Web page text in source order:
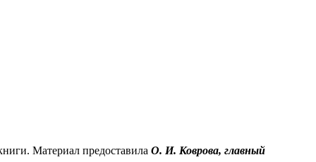
Материал предоставила О. И. Коврова, главный